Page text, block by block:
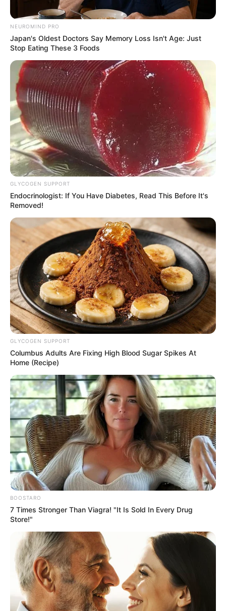
NEUROMIND PRO
Japan's Oldest Doctors Say Memory Loss Isn't Age: Just
Stop Eating These 3 Foods
GLYCOGEN SUPPORT
Endocrinologist: If You Have Diabetes, Read This Before It's
Removed!
GLYCOGEN SUPPORT
Columbus Adults Are Fixing High Blood Sugar Spikes At
Home (Recipe)
BOOSTARO
7 Times Stronger Than Viagra! "It Is Sold In Every Drug
Store!"